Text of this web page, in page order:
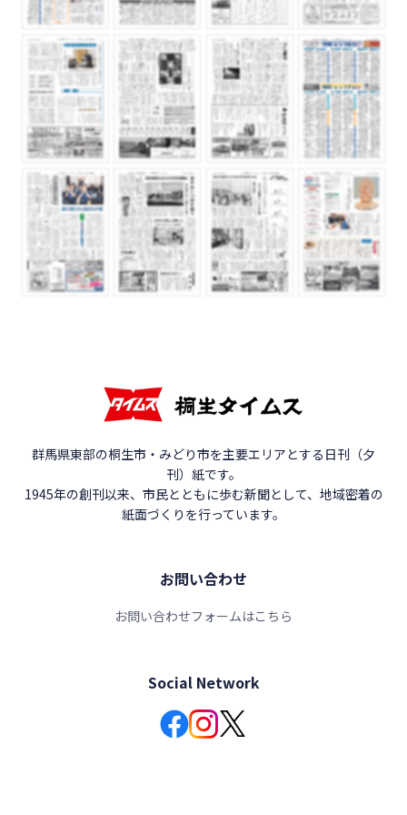
群馬県東部の桐生市・みどり市を主要エリアとする日刊（夕
刊）紙です。
1945年の創刊以来、市民とともに歩む新聞として、地域密着の
紙面づくりを行っています。
お問い合わせ
お問い合わせフォームはこちら
Social Network